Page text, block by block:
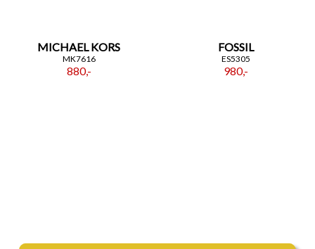
MICHAEL KORS
MK7616
880,-
FOSSIL
ES5305
980,-